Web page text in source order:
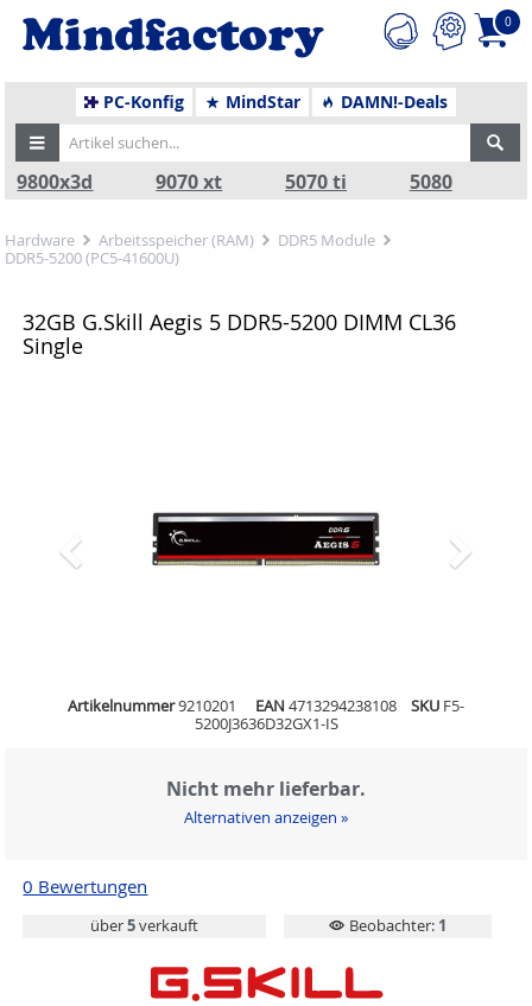
0
PC-Konfig MindStar DAMN!-Deals
9800x3d 9070 xt 5070 ti 5080
Hardware Arbeitsspeicher (RAM)
DDR5 Module
DDR5-5200 (PC5-41600U)
32GB G.Skill Aegis 5 DDR5-5200 DIMM CL36
Single
Artikelnummer9210201 EAN 4713294238108 SKU F5-
5200J3636D32GX1-IS
Nicht mehr lieferbar.
Alternativen anzeigen »
0 Bewertungen
über5verkauft Beobachter: 1